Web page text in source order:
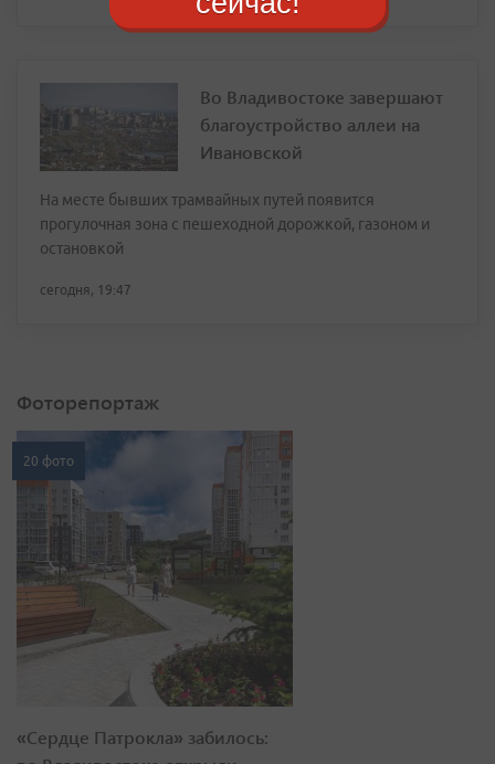
Во Владивостоке завершают
благоустройство аллеи на
Ивановской
На месте бывших трамвайных путей появится
прогулочная зона с пешеходной дорожкой, газоном и
остановкой
сегодня, 19:47
Фоторепортаж
20 фото
«Сердце Патрокла» забилось: